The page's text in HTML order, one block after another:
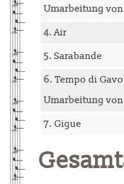
Umarbeitung von
4.Air
5. Sarabande
6. Tempo di
Umarbeitung von
7. Gigue